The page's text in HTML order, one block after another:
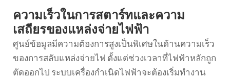
ความเร็วในการสตาร์ทและความ
เสถียรของแหล่งจ่ายไฟฟ้า
ศูนย์ข้อมูลมีความต้องการสูงเป็นพิเศษในด้านความเร็ว
ของการสลับแหล่งจ่ายไฟ ตั้งแต่ช่วงเวลาที่ไฟฟ้าหลักถูก
ตัดออกไป ระบบเครื่องกำเนิดไฟฟ้าจะต้องเริ่มทำงาน